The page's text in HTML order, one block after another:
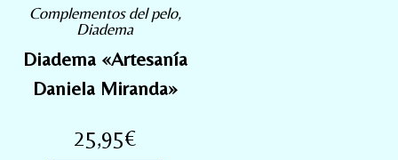
Complementos del pelo,
Diadema
Diadema «Artesanía
Daniela Miranda»
25,95€